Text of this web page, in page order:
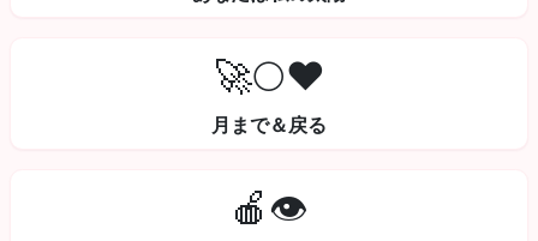
🚀🌕❤️
月まで＆戻る
🍎👁️